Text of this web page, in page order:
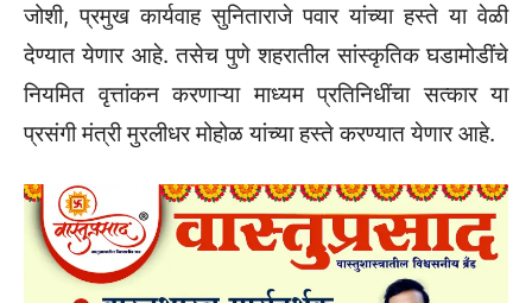
जोशी, प्रमुख कार्यवाह सुनिताराजे पवार यांच्या हस्ते या वेळी
देण्यात येणार आहे. तसेच पुणे शहरातील सांस्कृतिक घडामोडींचे
नियमित वृत्तांकन करणाऱ्या माध्यम प्रतिनिधींचा सत्कार या
प्रसंगी मंत्री मुरलीधर मोहोळ यांच्या हस्ते करण्यात येणार आहे.